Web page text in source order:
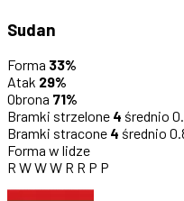
Sudan
Forma 33%
Atak 29%
Obrona 71%
Bramki strzelone 4 średnio
Bramki stracone 4 średnio
Forma w lidze
R WWW R R P P